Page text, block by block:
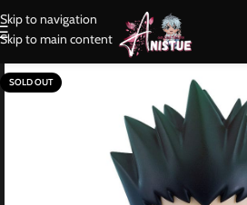
Skip to navigation
Skip to main content
SOLD OUT